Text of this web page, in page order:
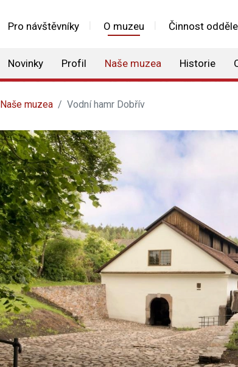
Pro návštěvníky O muzeu Činnost
Novinky Profil Naše muzea Historie
Naše muzea Vodní hamr Dobřív